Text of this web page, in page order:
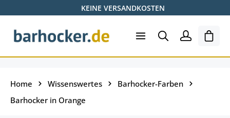
Zum Hauptinhalt springenKEINE VERSANDKOSTEN
Home Wissenswertes
Barhocker-Farben
Barhocker in Orange